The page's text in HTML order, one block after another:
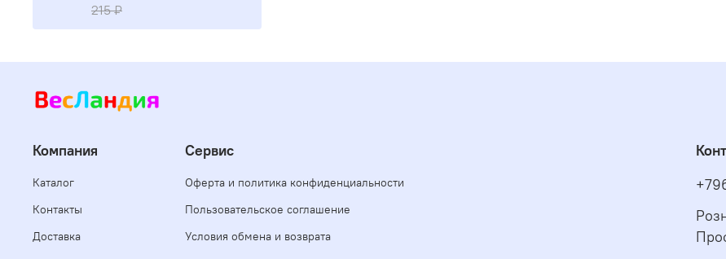
215 ₽
Компания
Каталог
Контакты
Доставка
Сервис
Оферта и политика конфиденциальности
Пользовательское соглашение
Условия обмена и возврата